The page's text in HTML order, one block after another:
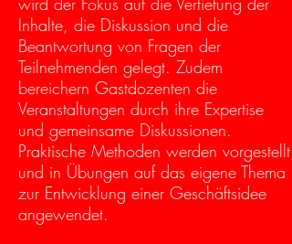
Inhalte, die Diskussion und die
Beantwortung von Fragen der
Teilnehmenden gelegt. Zudem
bereichern Gastdozenten die
Veranstaltungen durch ihre Expertise
und gemeinsame Diskussionen.
Praktische Methoden werden vorgestellt
und in Übungen auf das eigene Thema
zur Entwicklung einer Geschäftsidee
angewendet.